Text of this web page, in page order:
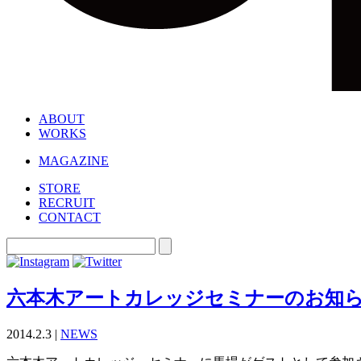
ABOUT
WORKS
MAGAZINE
STORE
RECRUIT
CONTACT
六本木アートカレッジセミナーのお知
2014.2.3 | NEWS